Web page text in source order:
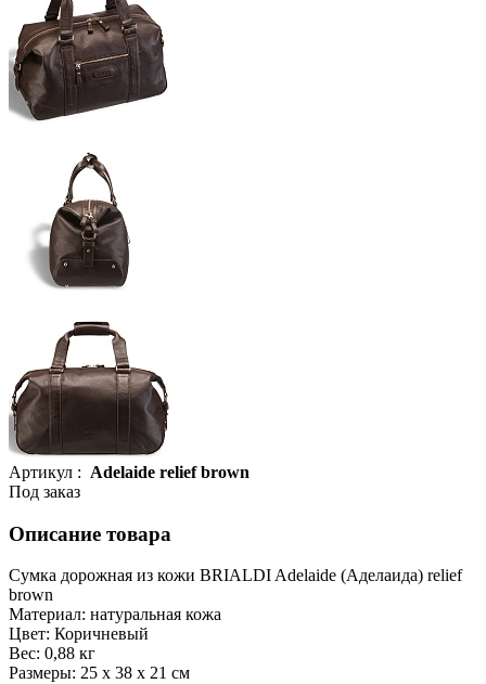
Артикул : Adelaide relief brown
Под заказ
Описание товара
Сумка дорожная из кожи BRIALDI Adelaide (Аделаида) relief
brown
Материал: натуральная кожа
Цвет: Коричневый
Вес: 0,88 кг
Размеры: 25 х 38 х 21 см